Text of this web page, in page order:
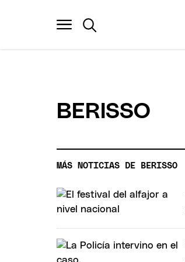
BERISSO
MÁS NOTICIAS DE BERISSO